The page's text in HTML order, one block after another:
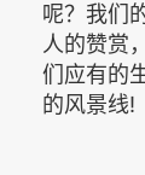
呢？我们
人的赞赏
们应有的
的风景线!